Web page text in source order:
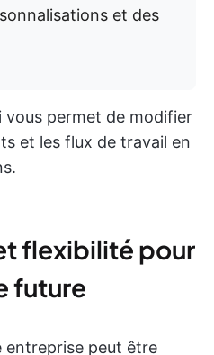
et des
vous permet de modifier
et les flux de travail en
flexibilité pour
future
entreprise peut être